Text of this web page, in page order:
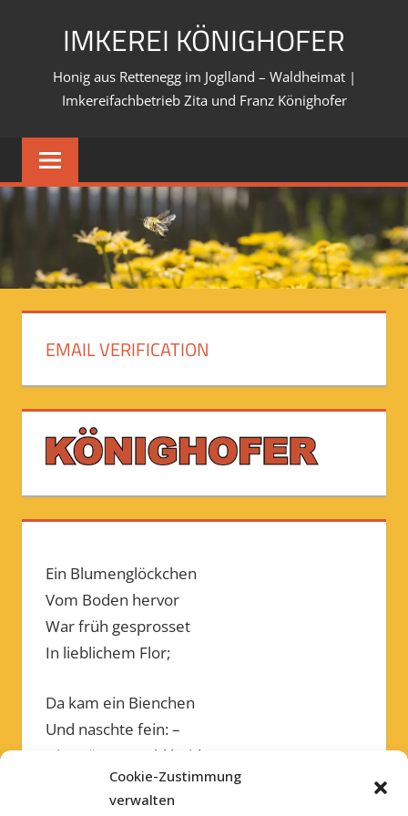
Cookie-Zustimmung
verwalten
IMKEREI KÖNIGHOFER
Honig aus Rettenegg im Joglland – Waldheimat |
Imkereifachbetrieb Zita und Franz Könighofer
EMAIL VERIFICATION
Ein Blumenglöckchen
Vom Boden hervor
War früh gesprosset
In lieblichem Flor;
Da kam ein Bienchen
Und naschte fein: –
Die müssen wohl beide
Füreinander sein.